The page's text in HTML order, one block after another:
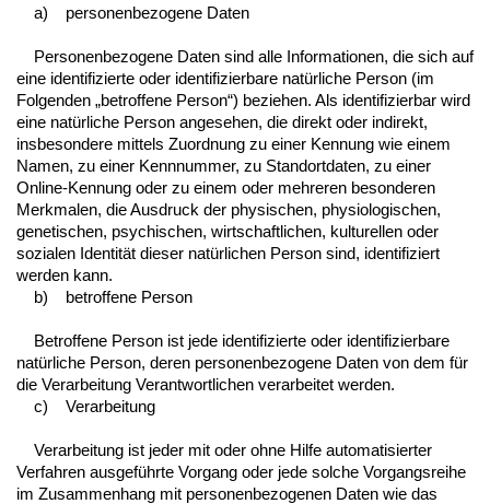
a) personenbezogene Daten
Personenbezogene Daten sind alle Informationen, die sich auf
eine identifizierte oder identifizierbare natürliche Person (im
Folgenden „betroffene Person“) beziehen. Als identifizierbar wird
eine natürliche Person angesehen, die direkt oder indirekt,
insbesondere mittels Zuordnung zu einer Kennung wie einem
Namen, zu einer Kennnummer, zu Standortdaten, zu einer
Online-Kennung oder zu einem oder mehreren besonderen
Merkmalen, die Ausdruck der physischen, physiologischen,
genetischen, psychischen, wirtschaftlichen, kulturellen oder
sozialen Identität dieser natürlichen Person sind, identifiziert
werden kann.
b) betroffene Person
Betroffene Person ist jede identifizierte oder identifizierbare
natürliche Person, deren personenbezogene Daten von dem für
die Verarbeitung Verantwortlichen verarbeitet werden.
c) Verarbeitung
Verarbeitung ist jeder mit oder ohne Hilfe automatisierter
Verfahren ausgeführte Vorgang oder jede solche Vorgangsreihe
im Zusammenhang mit personenbezogenen Daten wie das